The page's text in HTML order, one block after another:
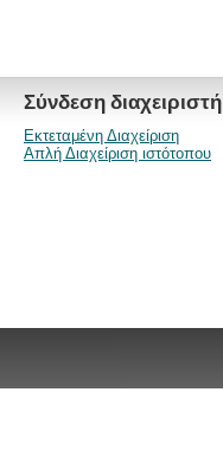
Σύνδεση διαχειριστή
Εκτεταμένη Διαχείριση
Απλή Διαχείριση ιστότοπου